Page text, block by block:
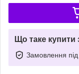
Що таке купити
Замовлення